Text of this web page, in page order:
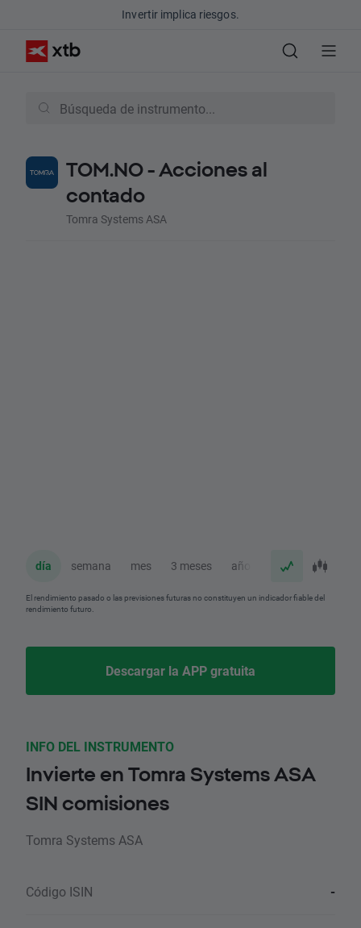
Invertir implica riesgos.
TOM.NO - Acciones al
contado
Tomra Systems ASA
día semana mes 3 meses año
El rendimiento pasado o las previsiones futuras no constituyen un indicador fiable del
rendimiento futuro.
Descargar la APP gratuita
INFO DEL INSTRUMENTO
Invierte en Tomra Systems ASA
SIN comisiones
Tomra Systems ASA
Código ISIN -